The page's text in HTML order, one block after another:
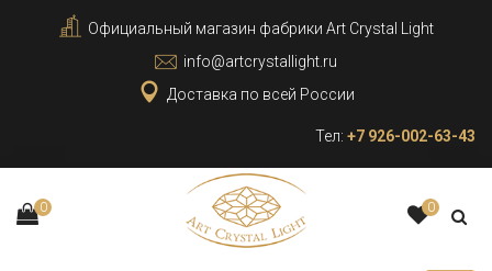
Официальный магазин фабрики Art Crystal Light
info@artcrystallight.ru
Доставка по всей России
Тел: +7 926-002-63-43
0 0